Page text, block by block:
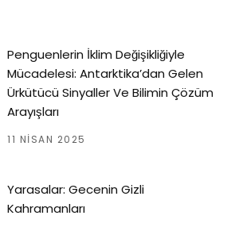
Penguenlerin İklim Değişikliğiyle
Mücadelesi: Antarktika’dan Gelen
Ürkütücü Sinyaller Ve Bilimin Çözüm
Arayışları
11 NISAN 2025
Yarasalar: Gecenin Gizli
Kahramanları